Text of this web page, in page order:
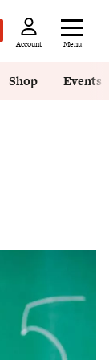
Account Menu
Shop Events